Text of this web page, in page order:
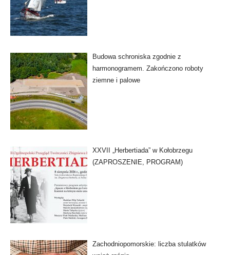
Budowa schroniska zgodnie z
harmonogramem. Zakończono roboty
ziemne i palowe
XXVII „Herbertiada” w Kołobrzegu
(ZAPROSZENIE, PROGRAM)
Zachodniopomorskie: liczba stulatków